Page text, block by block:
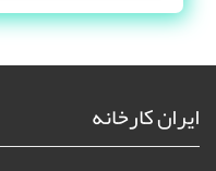
ایران کارخانه